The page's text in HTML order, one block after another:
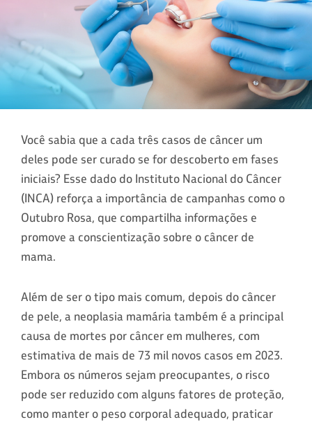
Você sabia que a cada três casos de câncer um
deles pode ser curado se for descoberto em fases
iniciais? Esse dado do Instituto Nacional do Câncer
(INCA) reforça a importância de campanhas como o
Outubro Rosa, que compartilha informações e
promove a conscientização sobre o câncer de
mama.
Além de ser o tipo mais comum, depois do câncer
de pele, a neoplasia mamária também é a principal
causa de mortes por câncer em mulheres, com
estimativa de mais de 73 mil novos casos em 2023.
Embora os números sejam preocupantes, o risco
pode ser reduzido com alguns fatores de proteção,
como manter o peso corporal adequado, praticar